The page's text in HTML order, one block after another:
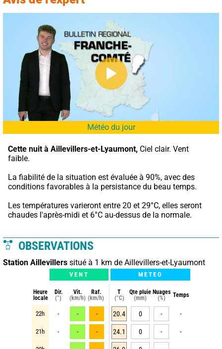
Météo du jour
Cette nuit à Aillevillers-et-Lyaumont, Ciel clair. Vent
faible.
La fiabilité de la situation est évaluée à 90%, avec des
conditions favorables à la persistance du beau temps.
Les températures varieront entre 20 et 29°C, elles seront
chaudes l'après-midi et 6°C au-dessus de la normale.
OBSERVATIONS
Station Aillevillers situé à 1 km de Aillevillers-et-Lyaumont
VENT METEO
Heure
locale
Dir.
(°)
Vit.
(km/h)
Raf.
(km/h)
T
(°C)
Qte pluie
(mm)
Nuages
(%)
Temps
22h - - - 20.4 0 - -
21h - - - 24.1 0 - -